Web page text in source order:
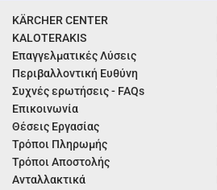
KÄRCHER CENTER
KALOTERAKIS
Επαγγελματικές Λύσεις
Περιβαλλοντική Ευθύνη
Συχνές ερωτήσεις - FAQs
Επικοινωνία
Θέσεις Εργασίας
Τρόποι Πληρωμής
Τρόποι Αποστολής
Ανταλλακτικά